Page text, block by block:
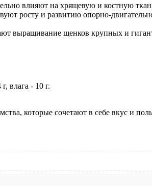
влияют на хрящевую и костную
росту и развитию опорно-
выращивание щенков крупных и
влага - 10 г.
которые сочетают в себе вкус и